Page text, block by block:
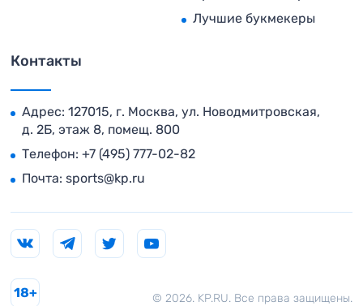
Лучшие букмекеры
Контакты
Адрес: 127015, г. Москва, ул. Новодмитровская,
д. 2Б, этаж 8, помещ. 800
Телефон: +7 (495) 777-02-82
Почта: sports@kp.ru
© 2026. KP.RU. Все права защищены.
18+